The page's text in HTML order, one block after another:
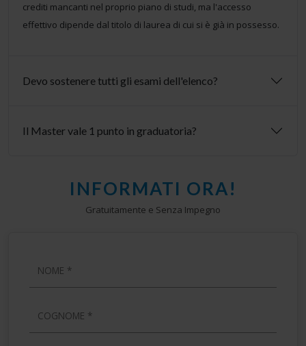
crediti mancanti nel proprio piano di studi, ma l'accesso
effettivo dipende dal titolo di laurea di cui si è già in possesso.
Devo sostenere tutti gli esami dell'elenco?
Il Master vale 1 punto in graduatoria?
INFORMATI ORA!
Gratuitamente e Senza Impegno
NOME
COGNOME